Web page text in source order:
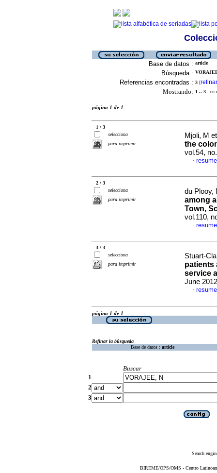
Base de datos : article
Búsqueda :
Referencias encontradas : 3 [refinar
Mostrando: 1 .. 3 en
página 1 de 1
1 / 3
selecciona
para imprimir
Mjoli, M
the
vol.54,
·
2 / 3
selecciona
para imprimir
du Plooy,
among
Town,
vol.110,
·
3 / 3
selecciona
para imprimir
Stuart-
patients
service
June
·
página 1 de 1
Refinar la búsqueda
Base de datos : article
Buscar
1
2
3
Search
BIREME/OPS/OMS - Centro